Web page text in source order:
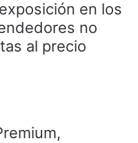
en los
no
al precio